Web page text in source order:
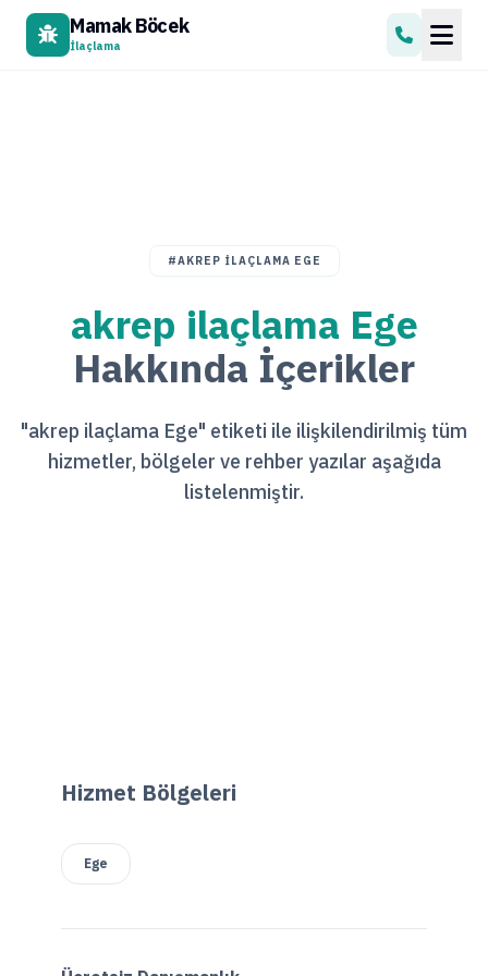
Mamak Böcek
İlaçlama
#AKREP ILAÇLAMA EGE
akrep ilaçlama Ege
Hakkında İçerikler
"akrep ilaçlama Ege" etiketi ile ilişkilendirilmiş tüm
hizmetler, bölgeler ve rehber yazılar aşağıda
listelenmiştir.
Hizmet Bölgeleri
Ege